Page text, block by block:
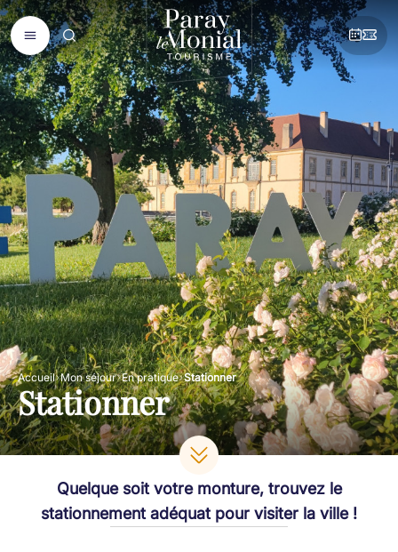
Accueil Mon séjour En pratique Stationner
Stationner
Quelque soit votre monture, trouvez le
stationnement adéquat pour visiter la ville !